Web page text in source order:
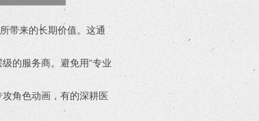
带来的长期价值。这通
的服务商。避免用“专业
角色动画，有的深耕医